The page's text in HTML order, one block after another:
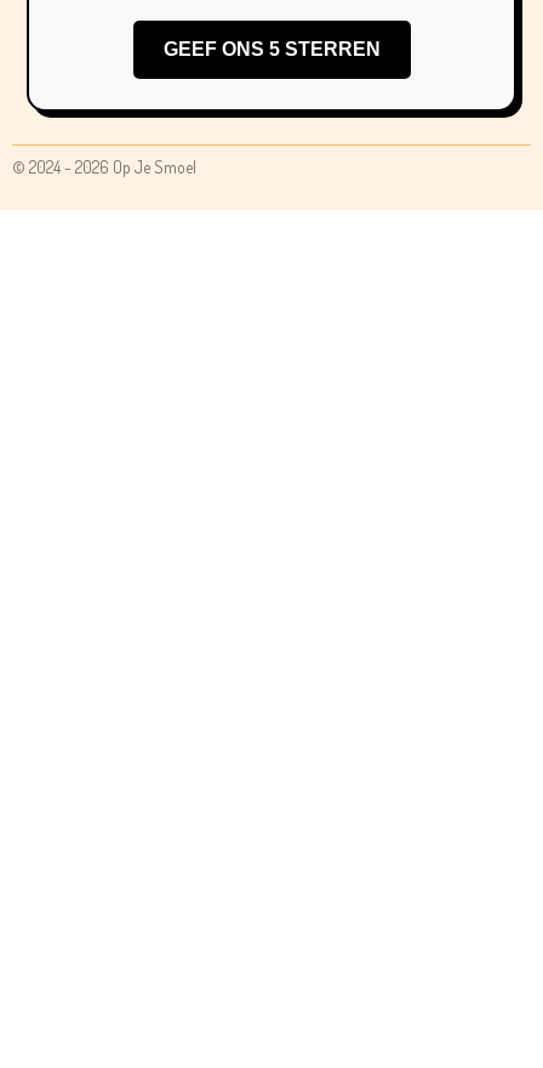
GEEF ONS 5 STERREN
© 2024 - 2026 Op Je Smoel